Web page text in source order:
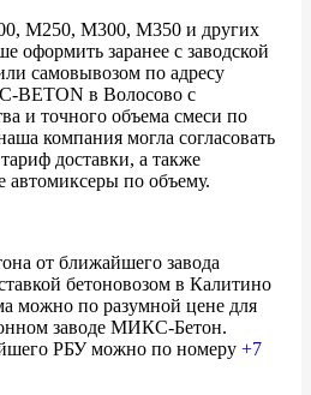
М250, М300, М350 и других
оформить заранее с заводской
самовывозом по адресу
BETON в Волосово с
и точного объема смеси по
компания могла согласовать
доставки, а также
автомиксеры по объему.
от ближайшего завода
бетоновозом в Калитино
можно по разумной цене для
заводе МИКС-Бетон.
РБУ можно по номеру +7